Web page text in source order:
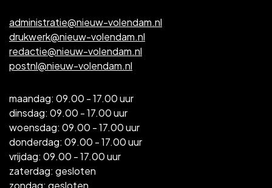
administratie@nieuw-volendam.nl
drukwerk@nieuw-volendam.nl
redactie@nieuw-volendam.nl
postnl@nieuw-volendam.nl
maandag: 09.00 - 17.00 uur
dinsdag: 09.00 - 17.00 uur
woensdag: 09.00 - 17.00 uur
donderdag: 09.00 - 17.00 uur
vrijdag: 09.00 - 17.00 uur
zaterdag: gesloten
zondag: gesloten